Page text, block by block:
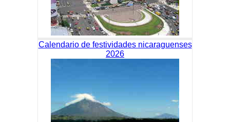
Calendario de festividades nicaraguenses
2026